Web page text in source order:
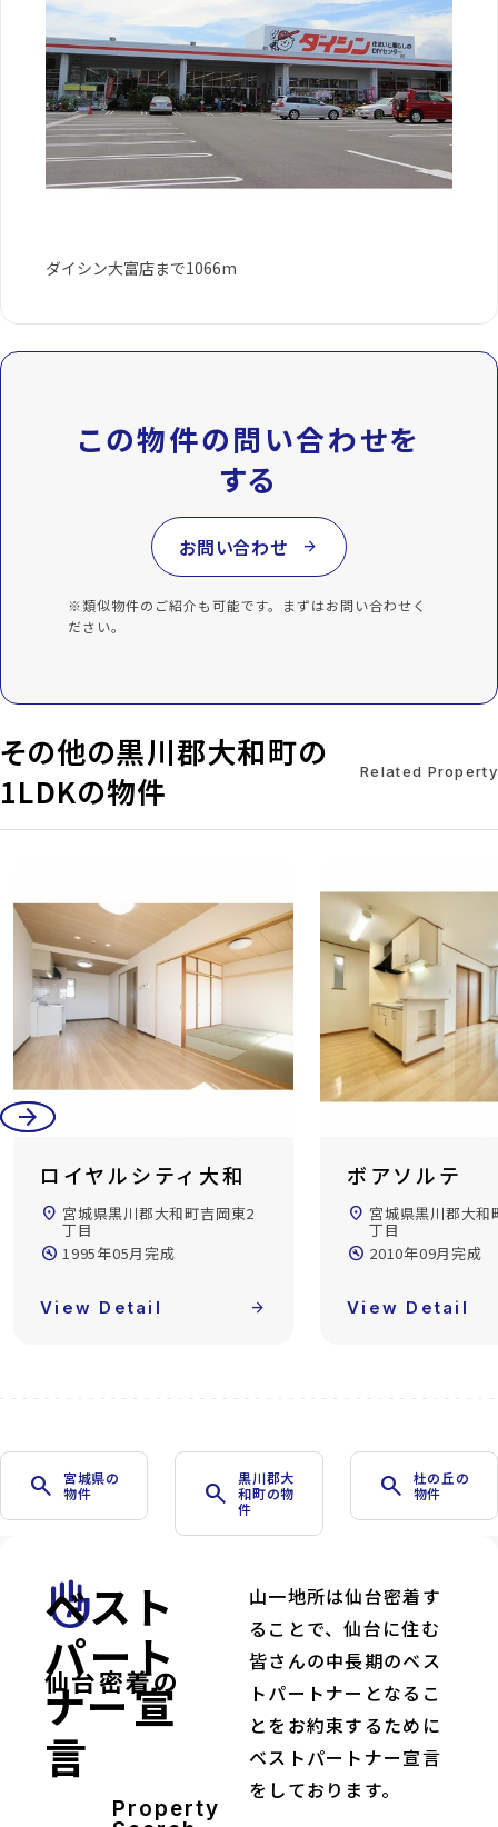
ダイシン大富店まで1066m
この物件の問い合わせを
する
お問い合わせ arrow_forward
※類似物件のご紹介も可能です。まずはお問い合わせく
ださい。
その他の黒川郡大和町の
1LDKの物件
Related Property
arrow_back
arrow_forward
ボアソルテ
location_on 宮城県黒川郡大和町杜の丘1
丁目
build_circle 2010年09月完成
View Detail arrow_forward
アゼリアフォ
location_on 宮城県黒川郡大和
丁目
build_circle 2021年02月完成
View Detail
search
宮城県の
物件
search
黒川郡大
和町の物
件
search
杜の丘の
物件
front_hand
仙台密着の
ベスト
パート
ナー宣
言
Property
山一地所は仙台密着す
ることで、仙台に住む
皆さんの中長期のベス
トパートナーとなるこ
とをお約束するために
ベストパートナー宣言
をしております。